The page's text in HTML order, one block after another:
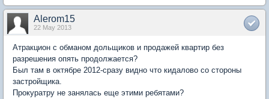
Alerom15
22 May 2013
Атракцион с обманом дольщиков и продажей квартир без
разрешения опять продолжается?
Был там в октябре 2012-сразу видно что кидалово со стороны
застройщика.
Прокуратру не занялась еще этими ребятами?